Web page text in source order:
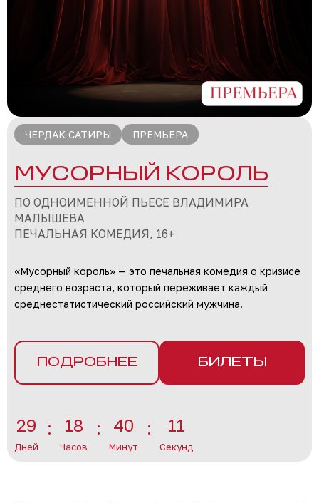
ЧЕРДАК САТИРЫ ПРЕМЬЕРА
МУСОРНЫЙ КОРОЛЬ
ПО ОДНОИМЕННОЙ ПЬЕСЕ ВЛАДИМИРА
МАЛЫШЕВА
ПЕЧАЛЬНАЯ КОМЕДИЯ, 16+
«Мусорный король» — это печальная комедия о кризисе
среднего возраста, который переживает каждый
среднестатистический российский мужчина.
ПОДРОБНЕЕ БИЛЕТЫ
29
Дней
18
Часов
40
Минут
8
Секунд